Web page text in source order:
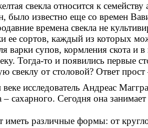
свекла относится к
было известно еще со времен
времена свекла не
ее сортов, каждый из которых
варки супов, кормления скота и
Тогда-то и появились первые
свеклу от столовой? Ответ
исследователь Андреас
сахарного. Сегодня она
различные формы: от